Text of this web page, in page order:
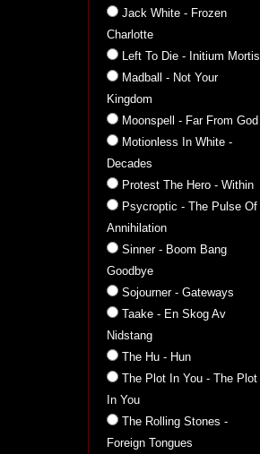
Jack White - Frozen
Charlotte
Left To Die - Initium Mortis
Madball - Not Your
Kingdom
Moonspell - Far From God
Motionless In White -
Decades
Protest The Hero - Within
Psycroptic - The Pulse Of
Annihilation
Sinner - Boom Bang
Goodbye
Sojourner - Gateways
Taake - En Skog Av
Nidstang
The Hu - Hun
The Plot In You - The Plot
In You
The Rolling Stones -
Foreign Tongues